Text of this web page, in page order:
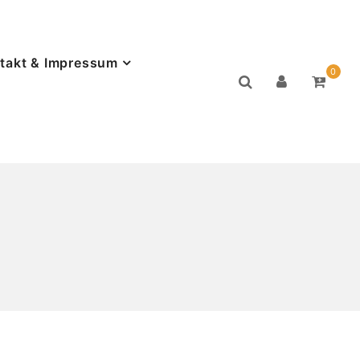
& Impressum
0